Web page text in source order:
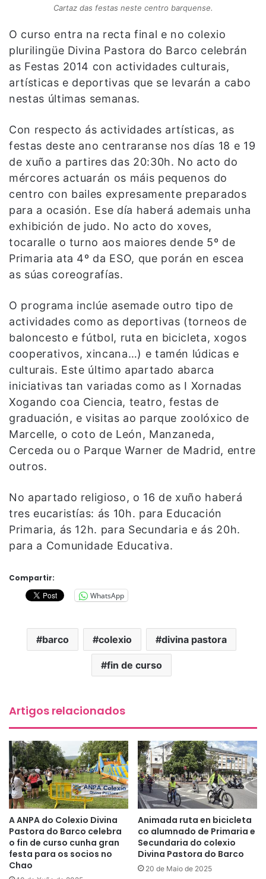
Cartaz das festas neste centro barquense.
O curso entra na recta final e no colexio
plurilingüe Divina Pastora do Barco celebrán
as Festas 2014 con actividades culturais,
artísticas e deportivas que se levarán a cabo
nestas últimas semanas.
Con respecto ás actividades artísticas, as
festas deste ano centraranse nos días 18 e 19
de xuño a partires das 20:30h. No acto do
mércores actuarán os máis pequenos do
centro con bailes expresamente preparados
para a ocasión. Ese día haberá ademais unha
exhibición de judo. No acto do xoves,
tocaralle o turno aos maiores dende 5º de
Primaria ata 4º da ESO, que porán en escea
as súas coreografías.
O programa inclúe asemade outro tipo de
actividades como as deportivas (torneos de
baloncesto e fútbol, ruta en bicicleta, xogos
cooperativos, xincana…) e tamén lúdicas e
culturais. Este último apartado abarca
iniciativas tan variadas como as I Xornadas
Xogando coa Ciencia, teatro, festas de
graduación, e visitas ao parque zoolóxico de
Marcelle, o coto de León, Manzaneda,
Cerceda ou o Parque Warner de Madrid, entre
outros.
No apartado religioso, o 16 de xuño haberá
tres eucaristías: ás 10h. para Educación
Primaria, ás 12h. para Secundaria e ás 20h.
para a Comunidade Educativa.
Compartir:
WhatsApp
barco colexio divina pastora
fin de curso
Artigos relacionados
A ANPA do Colexio Divina
Pastora do Barco celebra
o fin de curso cunha gran
festa para os socios no
Chao
Animada ruta en bicicleta
co alumnado de Primaria e
Secundaria do colexio
Divina Pastora do Barco
20 de Maio de 2025